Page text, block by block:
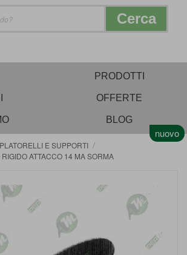
Cerca
PRODOTTI
OFFERTE
BLOG
PLATORELLI E SUPPORTI
ATTACCO 14 MA SORMA